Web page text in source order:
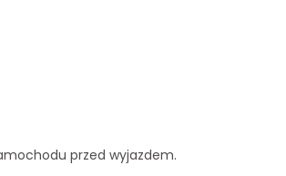
przed wyjazdem.